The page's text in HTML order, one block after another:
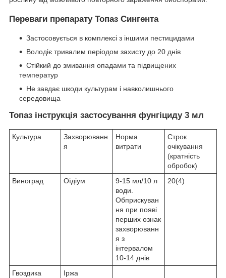
Переваги препарату Топаз Сингента
Застосовується в комплексі з іншими пестицидами
Володіє тривалим періодом захисту до 20 днів
Стійкий до змивання опадами та підвищених
температур
Не завдає шкоди культурам і навколишнього
середовища
Топаз інструкція застосування фунгіциду 3 мл
Культура
Захворюванн
я
Норма
витрати
Строк
очікування
(кратність
обробок)
Виноград
Оїдіум
9-15 мл/10 л
води.
Обприскуван
ня при появі
перших ознак
захворюванн
я з
інтервалом
10-14 днів
20(4)
Гвоздика
Іржа